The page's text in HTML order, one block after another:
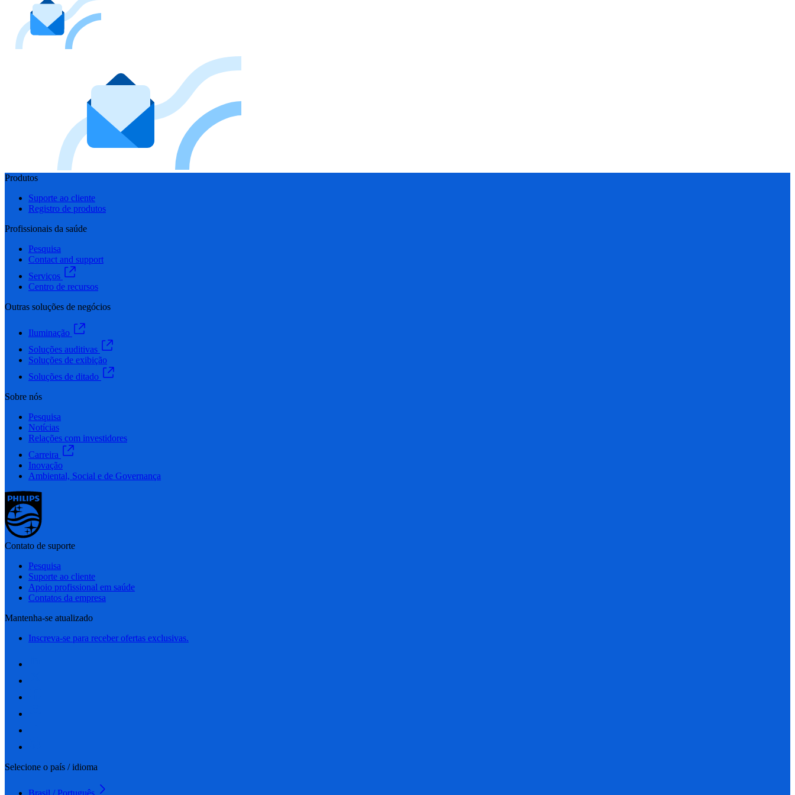
Produtos
Suporte ao cliente
Registro de produtos
Profissionais da saúde
Pesquisa
Contact and support
Serviços
Centro de recursos
Outras soluções de negócios
Iluminação
Soluções auditivas
Soluções de exibição
Soluções de ditado
Sobre nós
Pesquisa
Notícias
Relações com investidores
Carreira
Inovação
Ambiental, Social e de Governança
Contato de suporte
Pesquisa
Suporte ao cliente
Apoio profissional em saúde
Contatos da empresa
Mantenha-se atualizado
Inscreva-se para receber ofertas exclusivas.
Selecione o país / idioma
Brasil / Português